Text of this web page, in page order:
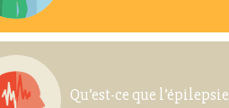
Qu’est-ce que l’épilepsie